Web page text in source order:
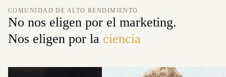
COMUNIDAD DE ALTO RENDIMIENTO
No nos eligen por el marketing.
Nos eligen por la ciencia